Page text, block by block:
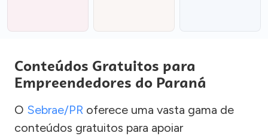
Conteúdos Gratuitos para
Empreendedores do Paraná
O Sebrae/PR oferece uma vasta gama de
conteúdos gratuitos para apoiar